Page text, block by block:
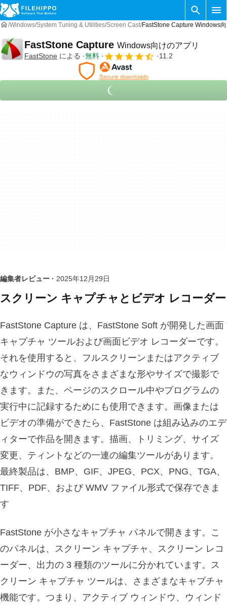
Windows System Tuning & Utilities Screen Cast FastStone Capture Windows
FastStone Capture Windows向けのアプリ
FastStone による 無料 11.2
編集者レビュー · 2025年12月29日
スクリーン キャプチャとビデオ レコーダー
FastStone Capture は、FastStone Soft が開発した画面
キャプチャ ツールおよび画面ビデオ レコーダーです。
それを使用すると、フルスクリーンまたはアクティブ
なウィンドウの写真をさまざまな形やサイズで撮影で
きます。また、ページのスクロール中やプログラムの
実行中に記録するためにも使用できます。画像または
ビデオの準備ができたら、FastStone は組み込みのエデ
ィターで作品を開きます。描画、トリミング、サイズ
変更、ティントなどの一連の編集ツールがあります。
最終製品は、BMP、GIF、JPEG、PCX、PNG、TGA、
TIFF、PDF、および WMV ファイル形式で保存できま
す
FastStone が小さなキャプチャ パネルで開きます。こ
のパネルは、スクリーン キャプチャ、スクリーン レコ
ーダー、出力の 3 種類のツールに分かれています。ス
クリーン キャプチャ ツールは、さまざまなキャプチャ
機能です。つまり、アクティブ ウィンドウ、ウィンド